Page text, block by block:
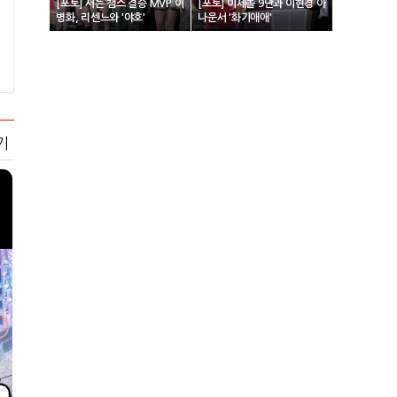
[포토] 서든 챔스 결승 MVP 이
병화, 리센느와 '야호'
[포토] 이세돌 9단과 이현경 아
나운서 '화기애애'